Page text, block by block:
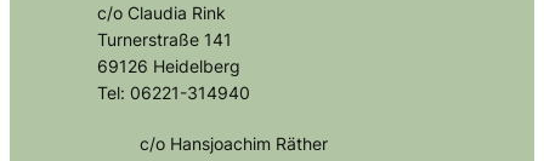
c/o Claudia Rink
Turnerstraße 141
69126 Heidelberg
Tel: 06221-314940
c/o Hansjoachim Räther